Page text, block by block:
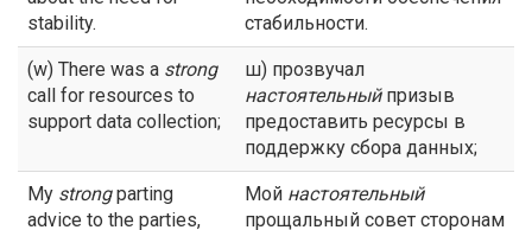
stability.
стабильности.
(w) There was a strong
call for resources to
support data collection;
ш) прозвучал
настоятельныйпризыв
предоставить ресурсы в
поддержку сбора данных;
My strongparting
advice to the parties,
Мой настоятельный
прощальный совет сторонам